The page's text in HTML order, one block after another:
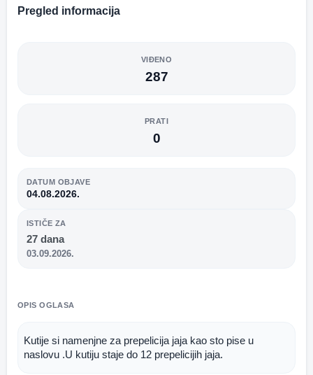
Pregled informacija
VIĐENO
287
PRATI
0
DATUM OBJAVE
04.08.2026.
ISTIČE ZA
27 dana
03.09.2026.
OPIS OGLASA
Kutije si namenjne za prepelicija jaja kao sto pise u
naslovu .U kutiju staje do 12 prepelicijih jaja.